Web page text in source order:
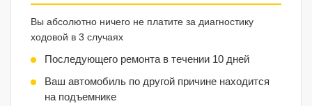
Вы абсолютно ничего не платите за диагностику
ходовой в 3 случаях
Последующего ремонта в течении 10 дней
Ваш автомобиль по другой причине находится
на подъемнике